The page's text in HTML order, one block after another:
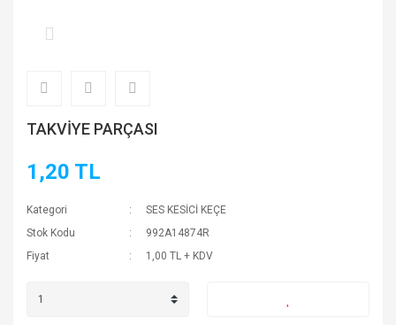
TAKVİYE PARÇASI
1,20 TL
Kategori
SES KESİCİ KEÇE
Stok Kodu
992A14874R
Fiyat
1,00 TL + KDV